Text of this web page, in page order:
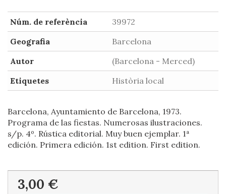
Núm. de referència
39972
Geografia
Barcelona
Autor
(Barcelona - Merced)
Etiquetes
Història local
Barcelona, Ayuntamiento de Barcelona, 1973.
Programa de las fiestas. Numerosas ilustraciones.
s/p. 4º. Rústica editorial. Muy buen ejemplar. 1ª
edición. Primera edición. 1st edition. First edition.
3,00 €